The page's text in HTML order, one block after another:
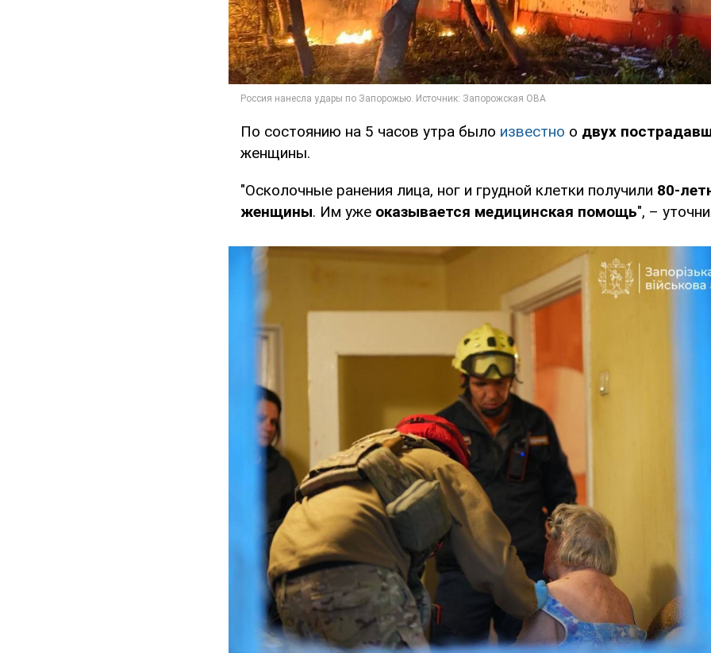
По состоянию на 5 часов утра было известно о двух
женщины.
"Осколочные ранения лица, ног и грудной клетки получили 80-
женщины. Им уже оказывается медицинская помощь", –